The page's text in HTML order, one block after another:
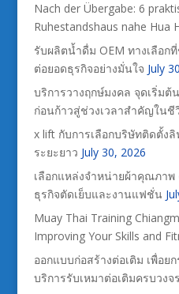
Nach der Übergabe: 6
Ruhestandshaus nahe Hua
รับผลิตน้ำดื่ม OEM ทางเลือก
ต่อยอดธุรกิจอย่างมั่นใจ July
บริการวางฤกษ์มงคล จุดเริ่มต้
ก่อนก้าวสู่ช่วงเวลาสำคัญในชี
x lift กับการเลือกบริษัทติดตั้ง
ระยะยาว July 30, 2026
เลือกแหล่งจำหน่ายผ้าคุณภาพ
ธุรกิจตัดเย็บและงานแฟชั่น
Muay Thai Training
Improving Your Skills and
ออกแบบก่อสร้างต่อเติม เพื่อย
บริการรับเหมาต่อเติมครบวงจร